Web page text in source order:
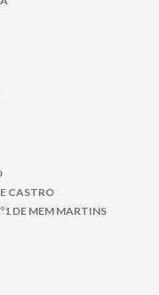
CASTRO
DE MEM MARTINS